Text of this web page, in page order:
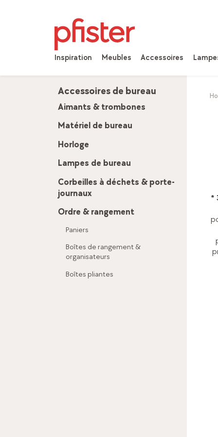
Inspiration Meubles Accessoires
Accessoires de bureau
Aimants & trombones
Matériel de bureau
Horloge
Lampes de bureau
Corbeilles à déchets & porte-
journaux
Ordre & rangement
Paniers
Boîtes de rangement &
organisateurs
Boîtes pliantes
*